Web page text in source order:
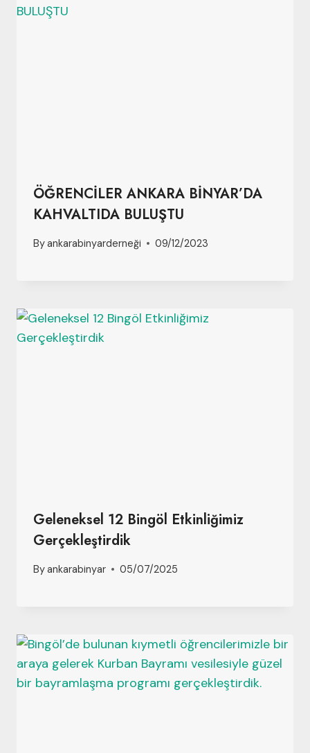
ÖĞRENCİLER ANKARA BİNYAR’DA
KAHVALTIDA BULUŞTU
Byankarabinyarderneği 09/12/2023
Geleneksel 12 Bingöl Etkinliğimiz
Gerçekleştirdik
Byankarabinyar 05/07/2025